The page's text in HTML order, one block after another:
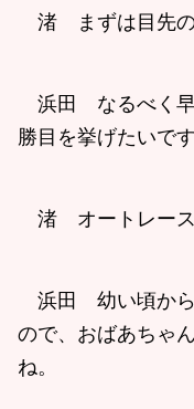
渚 まずは目先の
浜田 なるべく早
勝目を挙げたいです
渚 オートレース
浜田 幼い頃から
ので、おばあちゃ
ね。